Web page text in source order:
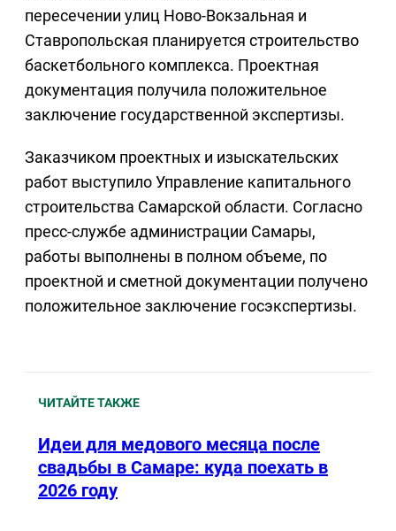
пересечении улиц Ново-Вокзальная и
Ставропольская планируется строительство
баскетбольного комплекса. Проектная
документация получила положительное
заключение государственной экспертизы.
Заказчиком проектных и изыскательских
работ выступило Управление капитального
строительства Самарской области. Согласно
пресс-службе администрации Самары,
работы выполнены в полном объеме, по
проектной и сметной документации получено
положительное заключение госэкспертизы.
ЧИТАЙТЕ ТАКЖЕ
Идеи для медового месяца после
свадьбы в Самаре: куда поехать в
2026 году